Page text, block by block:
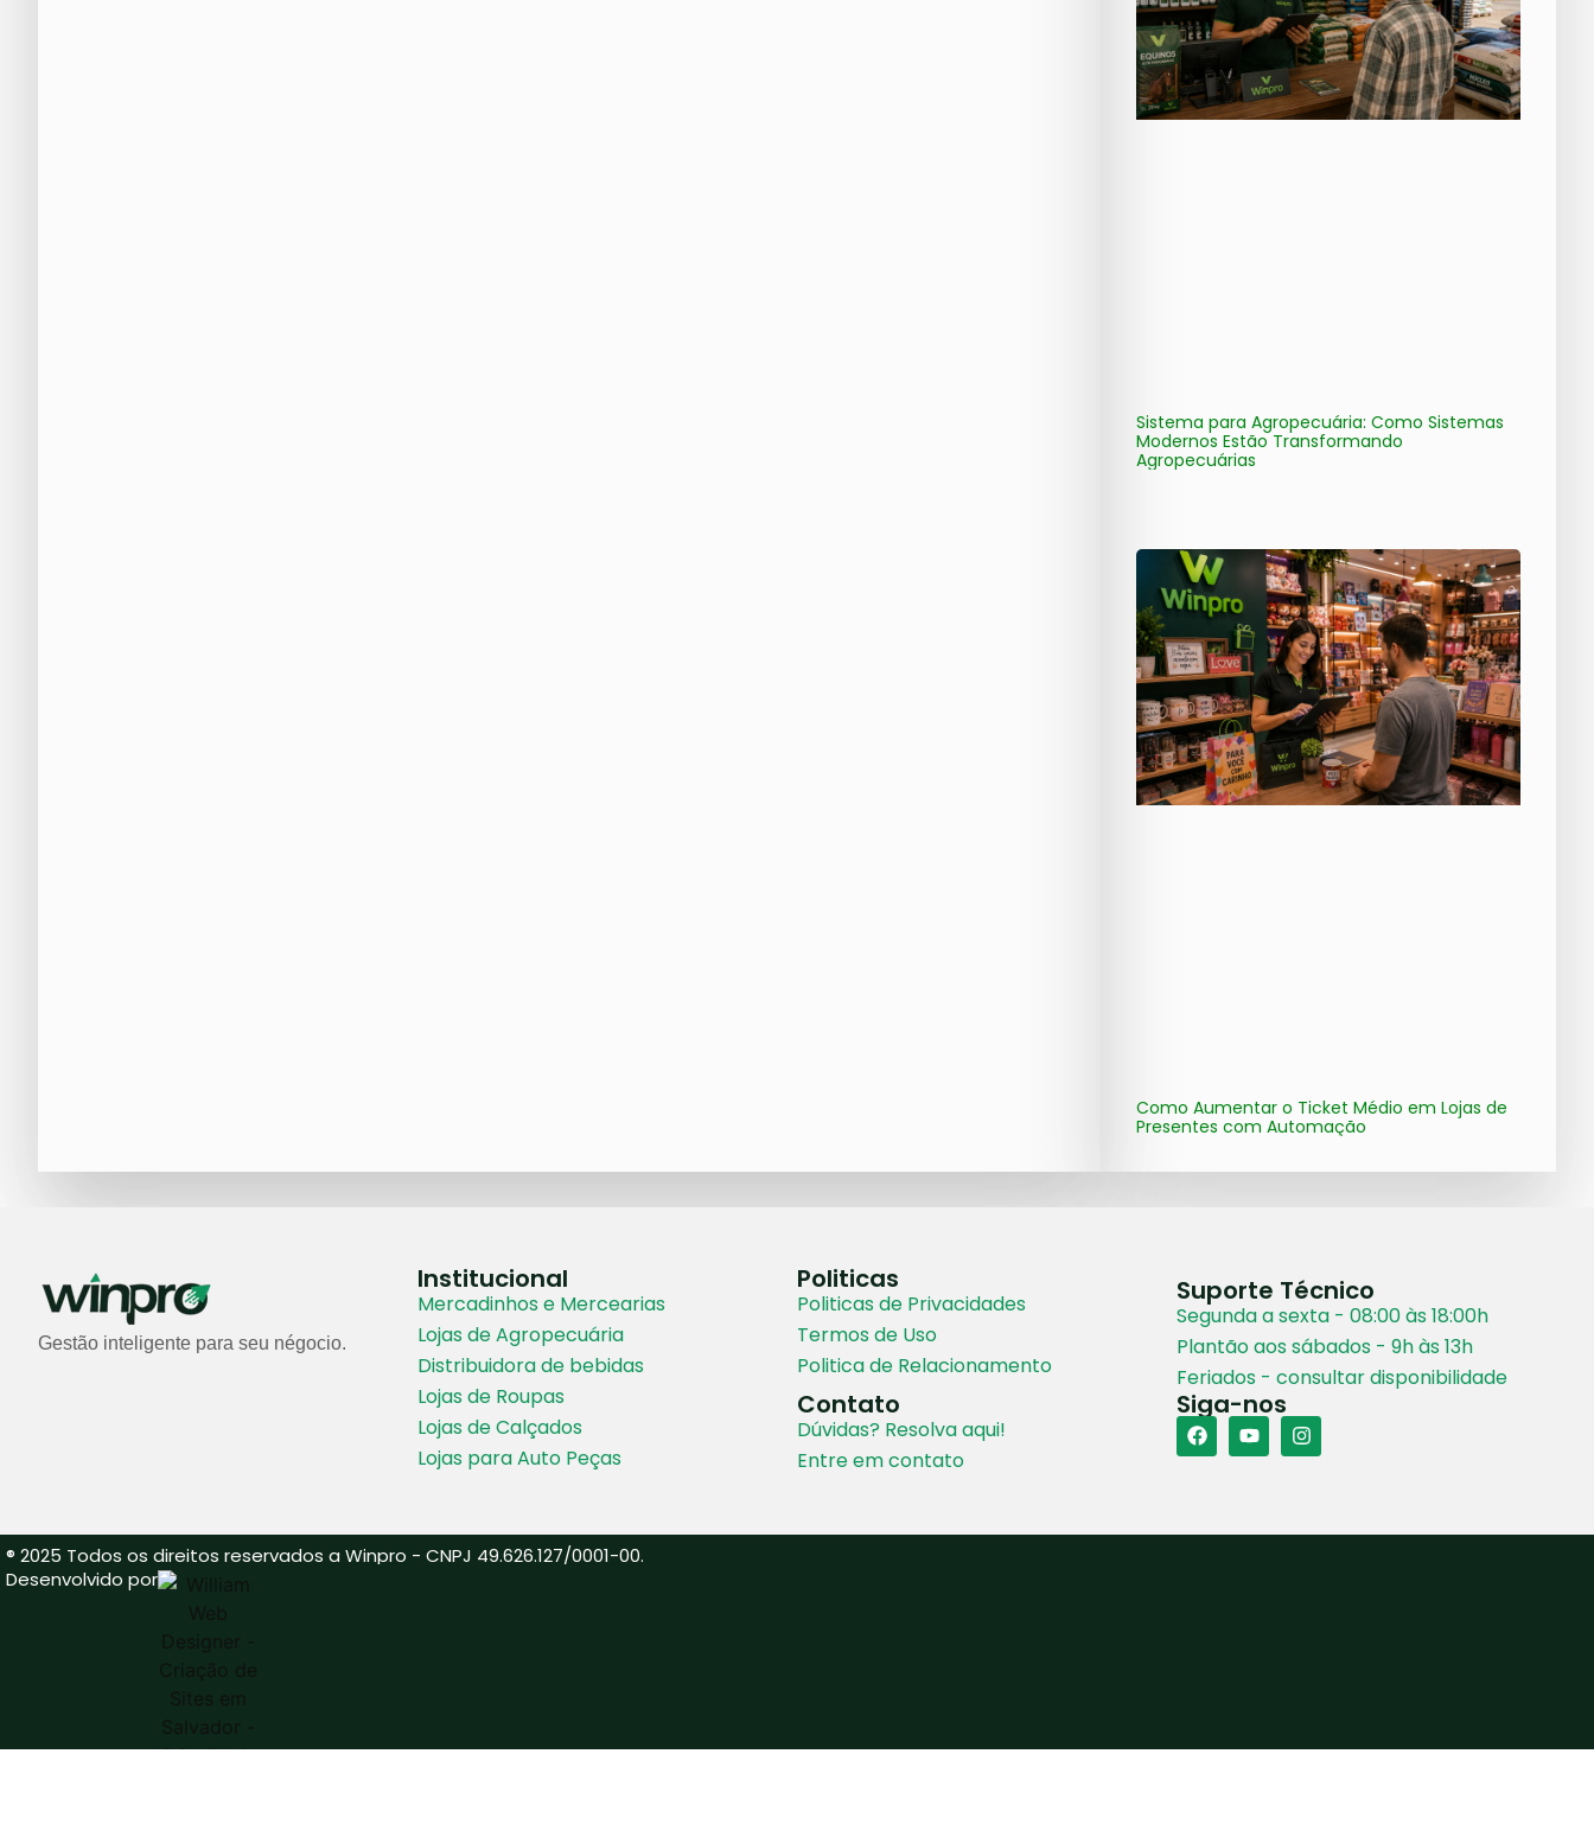
Sistema para Agropecuária: Como Sistemas
Modernos Estão Transformando
Agropecuárias
Como Aumentar o Ticket Médio em Lojas de
Presentes com Automação
Gestão inteligente para seu négocio.
Institucional
Mercadinhos e Mercearias
Lojas de Agropecuária
Distribuidora de bebidas
Lojas de Roupas
Lojas de Calçados
Lojas para Auto Peças
Politicas
Politicas de Privacidades
Termos de Uso
Politica de Relacionamento
Contato
Dúvidas? Resolva aqui!
Entre em contato
Suporte Técnico
Segunda a sexta - 08:00 às 18:00h
Plantão aos sábados - 9h às 13h
Feriados - consultar disponibilidade
Siga-nos
® 2025 Todos os direitos reservados a Winpro - CNPJ 49.626.127/0001-00.
Desenvolvido por